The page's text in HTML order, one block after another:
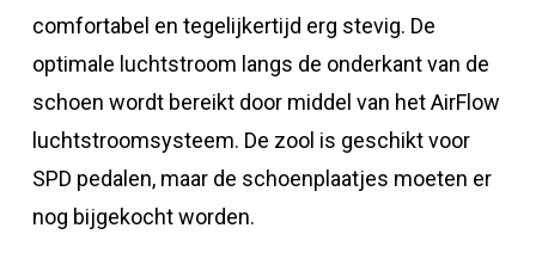
comfortabel en tegelijkertijd erg stevig. De
optimale luchtstroom langs de onderkant van de
schoen wordt bereikt door middel van het AirFlow
luchtstroomsysteem. De zool is geschikt voor
SPD pedalen, maar de schoenplaatjes moeten er
nog bijgekocht worden.